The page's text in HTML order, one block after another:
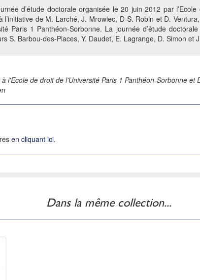
d’étude doctorale organisée le 20 juin 2012 par
l’initiative de M. Larché, J. Mrowiec, D-S. Robin et D.
Paris 1 Panthéon-Sorbonne. La journée d’étude
S. Barbou-des-Places, Y. Daudet, E. Lagrange, D. Simon et
l'Ecole de droit de l'Université Paris 1 Panthéon-Sorbonne et
en cliquant ici.
Dans la même collection...